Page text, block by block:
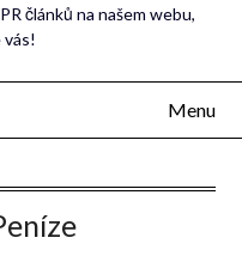
článků na našem webu,
Menu